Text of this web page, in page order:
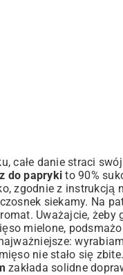
całe danie straci
do papryki to 90%
zgodnie z instrukcją
siekamy. Na
Uważajcie, żeby
mielone,
nie stało się
zakłada solidne